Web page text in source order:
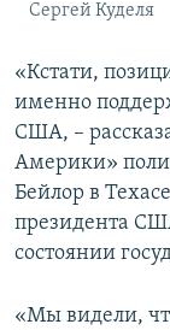
Сергей Куделя
«Кстати,
именно
США, –
Америки»
Бейлор в Техасе
президента
состоянии
«Мы видели,